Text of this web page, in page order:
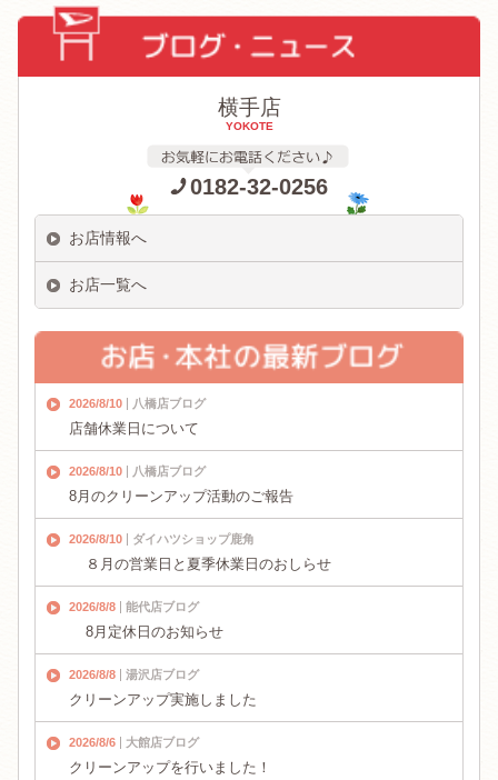
横手店
YOKOTE
0182-32-0256
お店情報へ
お店一覧へ
2026/8/10 八橋店ブログ
店舗休業日について
2026/8/10 八橋店ブログ
8月のクリーンアップ活動のご報告
2026/8/10 ダイハツショップ鹿角
８月の営業日と夏季休業日のおしらせ
2026/8/8 能代店ブログ
8月定休日のお知らせ
2026/8/8 湯沢店ブログ
クリーンアップ実施しました
2026/8/6 大館店ブログ
クリーンアップを行いました！